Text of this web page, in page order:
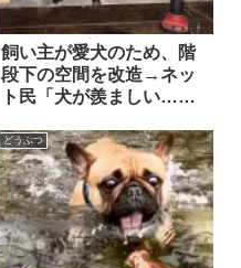
飼い主が愛犬のため、階
段下の空間を改造→ネッ
ト民「犬が羨ましい…」
どうぶつ